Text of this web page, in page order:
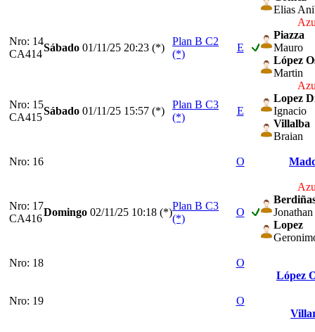
Elias
Nro: 14
CA414
Sábado 01/11/25 20:23 (*)
Plan B C2
(*)
E
Piazza
Mauro
López
Martin
Nro: 15
CA415
Sábado 01/11/25 15:57 (*)
Plan B C3
(*)
E
Lopez
Ignacio
Villalba
Braian
Nro: 16 O
Nro: 17
CA416
Domingo 02/11/25 10:18 (*)
Plan B C3
(*)
O
Jonathan
Lopez
Nro: 18
O
López
Nro: 19
O